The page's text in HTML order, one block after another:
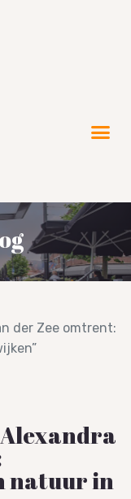
der Zee omtrent:
natuur in